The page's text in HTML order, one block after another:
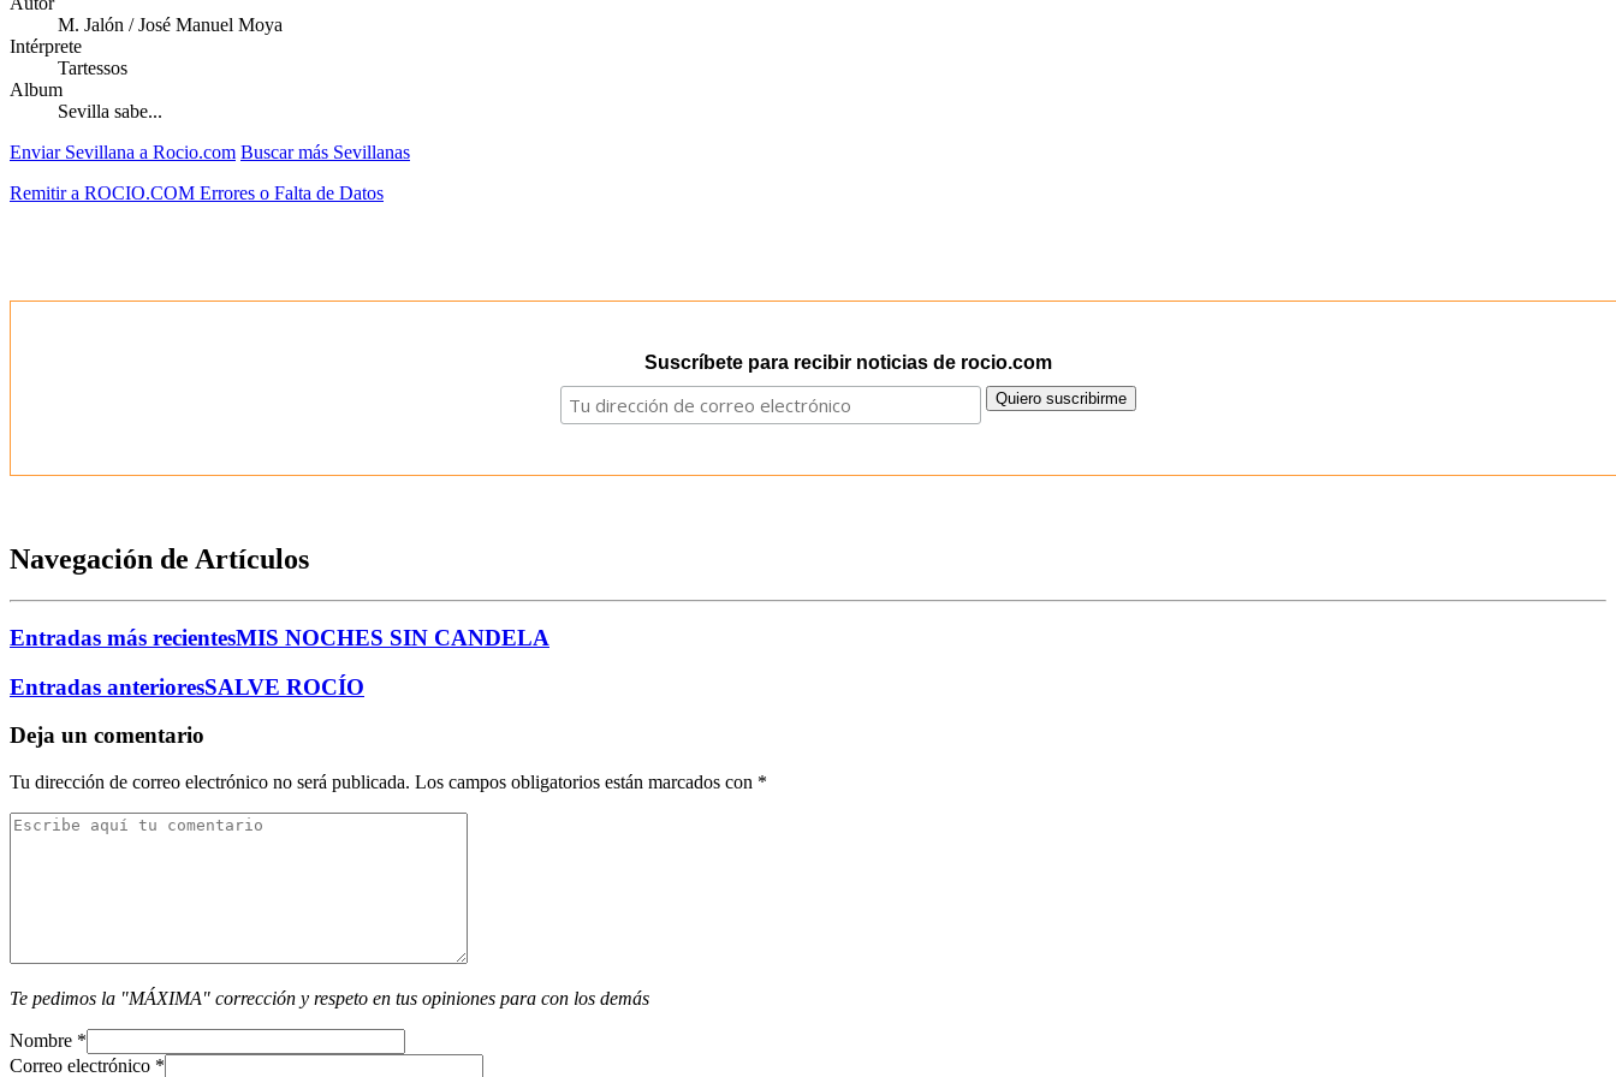
M. Jalón / José Manuel Moya
Intérprete
Tartessos
Album
Sevilla sabe...
Enviar Sevillana a Rocio.com Buscar más Sevillanas
Remitir a ROCIO.COM Errores o Falta de Datos
Suscríbete para recibir noticias de rocio.com
Navegación de Artículos
Entradas más recientesMIS NOCHES SIN CANDELA
Entradas anterioresSALVE ROCÍO
Deja un comentario
Tu dirección de correo electrónico no será publicada. Los campos obligatorios están marcados con *
Te pedimos la "MÁXIMA" corrección y respeto en tus opiniones para con los demás
Nombre *
Correo electrónico *